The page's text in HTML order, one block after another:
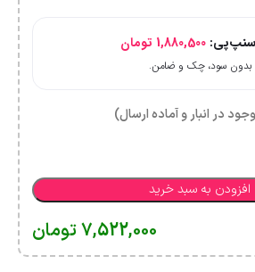
1,880,500 تومان
در انبار و آماده ارسال)
افزودن به سبد خرید
7,522,000تومان